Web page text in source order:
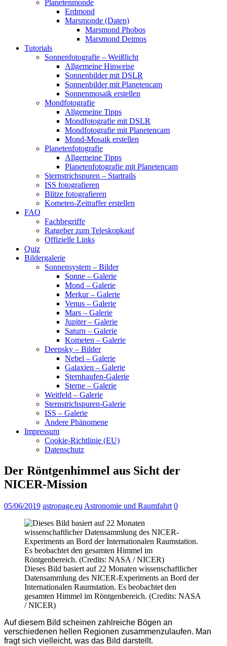
Planetenmonde
Erdmond
Marsmonde (Daten)
Marsmond Phobos
Marsmond Deimos
Tutorials
Sonnenfotografie – Weißlicht
Allgemeine Hinweise
Sonnenbilder mit DSLR
Sonnenbilder mit Planetencam
Sonnenmosaik erstellen
Mondfotografie
Allgemeine Tipps
Mondfotografie mit DSLR
Mondfotografie mit Planetencam
Mond-Mosaik erstellen
Planetenfotografie
Allgemeine Tipps
Planetenfotografie mit Planetencam
Sternstrichspuren – Startrails
ISS fotografieren
Blitze fotografieren
Kometen-Zeitraffer erstellen
FAQ
Fachbegriffe
Ratgeber zum Teleskopkauf
Offizielle Links
Quiz
Bildergalerie
Sonnensystem – Bilder
Sonne – Galerie
Mond – Galerie
Merkur – Galerie
Venus – Galerie
Mars – Galerie
Jupiter – Galerie
Saturn – Galerie
Kometen – Galerie
Deepsky – Bilder
Nebel – Galerie
Galaxien – Galerie
Sternhaufen-Galerie
Sterne – Galerie
Weitfeld – Galerie
Sternstrichspuren-Galerie
ISS – Galerie
Andere Phänomene
Impressum
Cookie-Richtlinie (EU)
Datenschutz
Der Röntgenhimmel aus Sicht der
NICER-Mission
05/06/2019 astropage.eu Astronomie und Raumfahrt 0
Dieses Bild basiert auf 22 Monaten wissenschaftlicher
Datensammlung des NICER-Experiments an Bord der
Internationalen Raumstation. Es beobachtet den
gesamten Himmel im Röntgenbereich. (Credits: NASA
/ NICER)
Auf diesem Bild scheinen zahlreiche Bögen an
verschiedenen hellen Regionen zusammenzulaufen. Man
fragt sich vielleicht, was das Bild darstellt.